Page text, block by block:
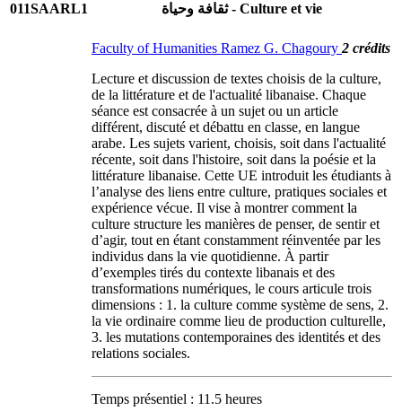
011SAARL1 ثقافة وحياة - Culture et vie
Faculty of Humanities Ramez G. Chagoury 2 crédits
Lecture et discussion de textes choisis de la culture,
de la littérature et de l'actualité libanaise. Chaque
séance est consacrée à un sujet ou un article
différent, discuté et débattu en classe, en langue
arabe. Les sujets varient, choisis, soit dans l'actualité
récente, soit dans l'histoire, soit dans la poésie et la
littérature libanaise. Cette UE introduit les étudiants à
l’analyse des liens entre culture, pratiques sociales et
expérience vécue. Il vise à montrer comment la
culture structure les manières de penser, de sentir et
d’agir, tout en étant constamment réinventée par les
individus dans la vie quotidienne. À partir
d’exemples tirés du contexte libanais et des
transformations numériques, le cours articule trois
dimensions : 1. la culture comme système de sens, 2.
la vie ordinaire comme lieu de production culturelle,
3. les mutations contemporaines des identités et des
relations sociales.
Temps présentiel : 11.5 heures